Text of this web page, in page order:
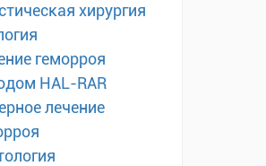
хирургия
геморроя
HAL-RAR
лечение